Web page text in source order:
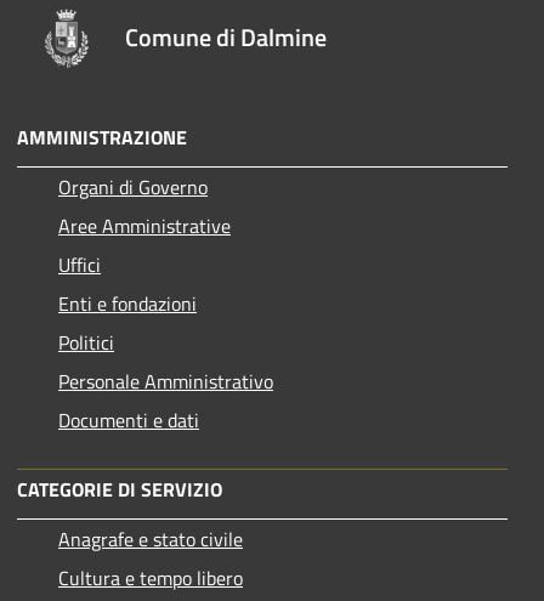
Comune di Dalmine
AMMINISTRAZIONE
Organi di Governo
Aree Amministrative
Uffici
Enti e fondazioni
Politici
Personale Amministrativo
Documenti e dati
CATEGORIE DI SERVIZIO
Anagrafe e stato civile
Cultura e tempo libero